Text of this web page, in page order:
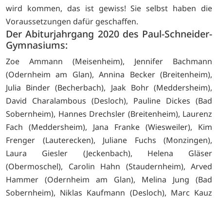
wird kommen, das ist gewiss! Sie selbst haben die
Voraussetzungen dafür geschaffen.
Der Abiturjahrgang 2020 des Paul-Schneider-
Gymnasiums:
Zoe Ammann (Meisenheim), Jennifer Bachmann
(Odernheim am Glan), Annina Becker (Breitenheim),
Julia Binder (Becherbach), Jaak Bohr (Meddersheim),
David Charalambous (Desloch), Pauline Dickes (Bad
Sobernheim), Hannes Drechsler (Breitenheim), Laurenz
Fach (Meddersheim), Jana Franke (Wiesweiler), Kim
Frenger (Lauterecken), Juliane Fuchs (Monzingen),
Laura Giesler (Jeckenbach), Helena Gläser
(Obermoschel), Carolin Hahn (Staudernheim), Arved
Hammer (Odernheim am Glan), Melina Jung (Bad
Sobernheim), Niklas Kaufmann (Desloch), Marc Kauz